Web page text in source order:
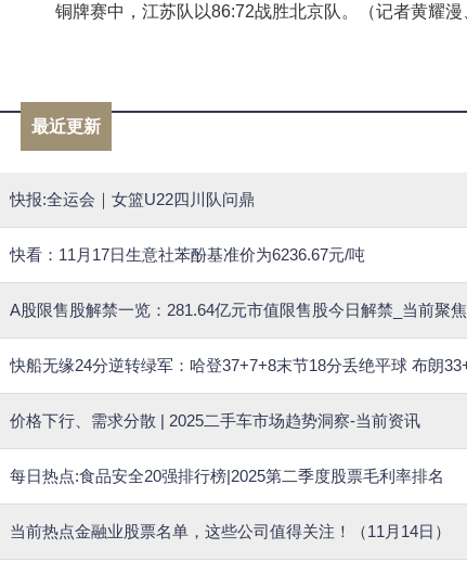
铜牌赛中，江苏队以86:72战胜北京队。（记者黄耀漫
最近更新
快报:全运会｜女篮U22四川队问鼎
快看：11月17日生意社苯酚基准价为6236.67元/吨
A股限售股解禁一览：281.64亿元市值限售股今日解禁_当前聚焦
快船无缘24分逆转绿军：哈登37+7+8末节18分丢绝平球 布朗
价格下行、需求分散 | 2025二手车市场趋势洞察-当前资讯
每日热点:食品安全20强排行榜|2025第二季度股票毛利率排名
当前热点金融业股票名单，这些公司值得关注！（11月14日）